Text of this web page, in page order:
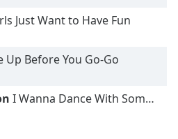
Just Want to Have Fun
Up Before You Go-Go
I Wanna Dance With Somebody